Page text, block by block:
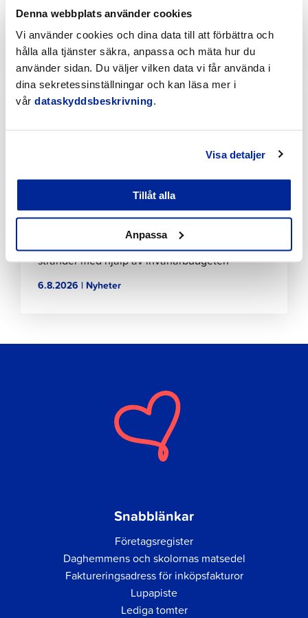
Denna webbplats använder cookies
Vi använder cookies och dina data till att förbättra och
hålla alla tjänster säkra, anpassa och mäta hur du
använder sidan. Du väljer vilken data vi får använda i
dina sekretessinställningar och kan läsa mer i
vår dataskyddsbeskrivning.
Visa detaljer
Tillåt alla
Anpassa
korsningen mellan Stationsvägen och
Jakobsgatan
6.8.2026 | Nyheter
Klicka
för
Förbättringar på Gamla hamnens och Fäbodas
stränder med hjälp av invånarbudgeten
6.8.2026 | Nyheter
Snabblänkar
Företagsregister
Daghemmens och skolornas matsedel
Faktureringsadress för inköpsfakturor
Lupapiste
Lediga tomter